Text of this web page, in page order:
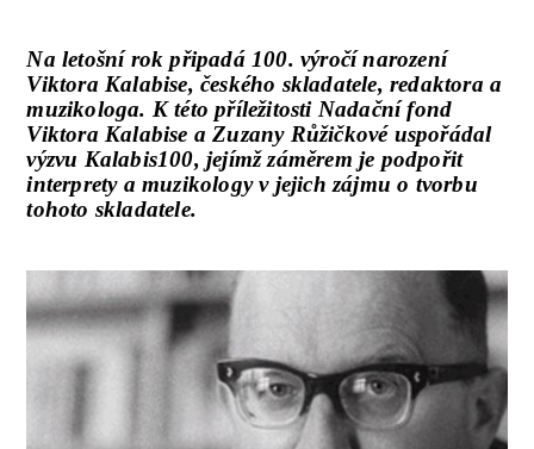
Na letošní rok připadá 100. výročí narození
Viktora Kalabise, českého skladatele, redaktora a
muzikologa. K této příležitosti Nadační fond
Viktora Kalabise a Zuzany Růžičkové uspořádal
výzvu Kalabis100, jejímž záměrem je podpořit
interprety a muzikology v jejich zájmu o tvorbu
tohoto skladatele.